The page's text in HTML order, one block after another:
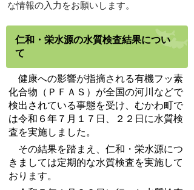
な情報の入力をお願いします。
仁和・栄水源の水質検査結果につい
て
健康への影響が指摘される有機フッ素
化合物（ＰＦＡＳ）が全国の河川などで
検出されている事態を受け、むかわ町で
は令和６年７月１７日、２２日に水質検
査を実施しました。
その結果を踏まえ、仁和・栄水源につ
きましては定期的な水質検査を実施して
おります。